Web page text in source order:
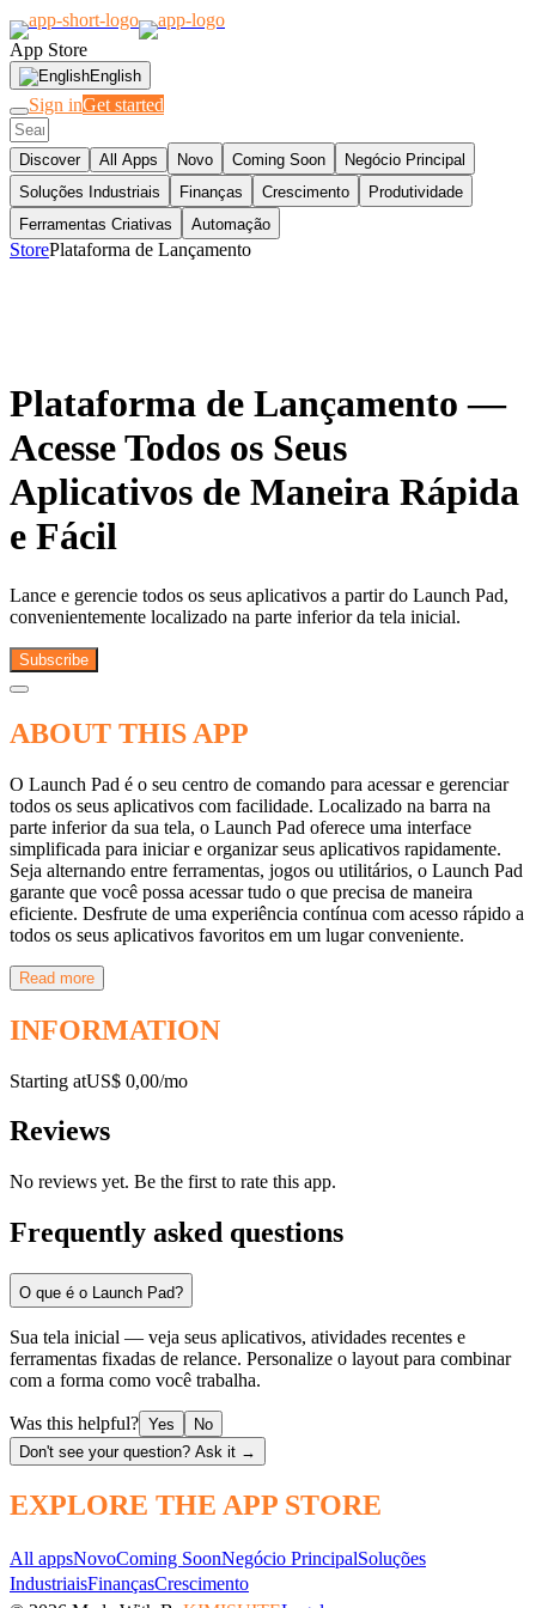
App Store
English
Sign inGet started
Discover All Apps Novo Coming Soon
Negócio Principal
Soluções Industriais
Finanças Crescimento
Produtividade
Ferramentas Criativas
Automação
StorePlataforma de Lançamento
Plataforma de Lançamento —
Acesse Todos os Seus
Aplicativos de Maneira Rápida
e Fácil
Lance e gerencie todos os seus aplicativos a partir do Launch Pad,
convenientemente localizado na parte inferior da tela inicial.
Subscribe
ABOUT THIS APP
O Launch Pad é o seu centro de comando para acessar e gerenciar
todos os seus aplicativos com facilidade. Localizado na barra na
parte inferior da sua tela, o Launch Pad oferece uma interface
simplificada para iniciar e organizar seus aplicativos rapidamente.
Seja alternando entre ferramentas, jogos ou utilitários, o Launch Pad
garante que você possa acessar tudo o que precisa de maneira
eficiente. Desfrute de uma experiência contínua com acesso rápido a
todos os seus aplicativos favoritos em um lugar conveniente.
Read more
INFORMATION
Starting atUS$ 0,00/mo
Reviews
No reviews yet. Be the first to rate this app.
Frequently asked questions
O que é o Launch Pad?
Sua tela inicial — veja seus aplicativos, atividades recentes e
ferramentas fixadas de relance. Personalize o layout para combinar
com a forma como você trabalha.
Was this helpful? Yes
No
Don't see your question? Ask it →
EXPLORE THE APP STORE
All appsNovoComing SoonNegócio PrincipalSoluções
IndustriaisFinançasCrescimento